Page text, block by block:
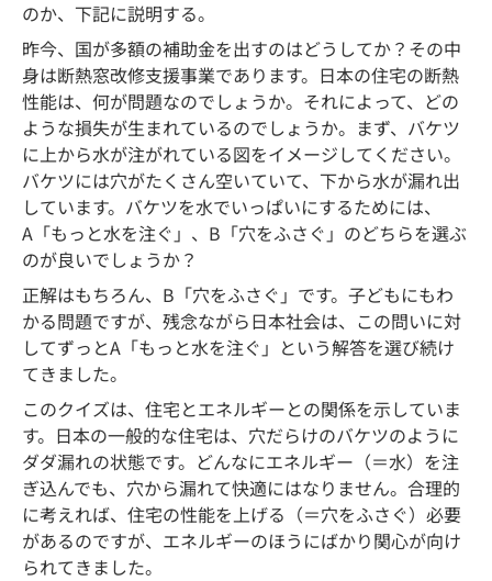
のか、下記に説明する。
昨今、国が多額の補助金を出すのはどうしてか？その中
身は断熱窓改修支援事業であります。日本の住宅の断熱
性能は、何が問題なのでしょうか。それによって、どの
ような損失が生まれているのでしょうか。まず、バケツ
に上から水が注がれている図をイメージしてください。
バケツには穴がたくさん空いていて、下から水が漏れ出
しています。バケツを水でいっぱいにするためには、
A「もっと水を注ぐ」、B「穴をふさぐ」のどちらを選ぶ
のが良いでしょうか？
正解はもちろん、B「穴をふさぐ」です。子どもにもわ
かる問題ですが、残念ながら日本社会は、この問いに対
してずっとA「もっと水を注ぐ」という解答を選び続け
てきました。
このクイズは、住宅とエネルギーとの関係を示していま
す。日本の一般的な住宅は、穴だらけのバケツのように
ダダ漏れの状態です。どんなにエネルギー（＝水）を注
ぎ込んでも、穴から漏れて快適にはなりません。合理的
に考えれば、住宅の性能を上げる（＝穴をふさぐ）必要
があるのですが、エネルギーのほうにばかり関心が向け
られてきました。